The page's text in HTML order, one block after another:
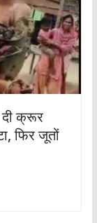
दी क्रूर
फिर जूतों